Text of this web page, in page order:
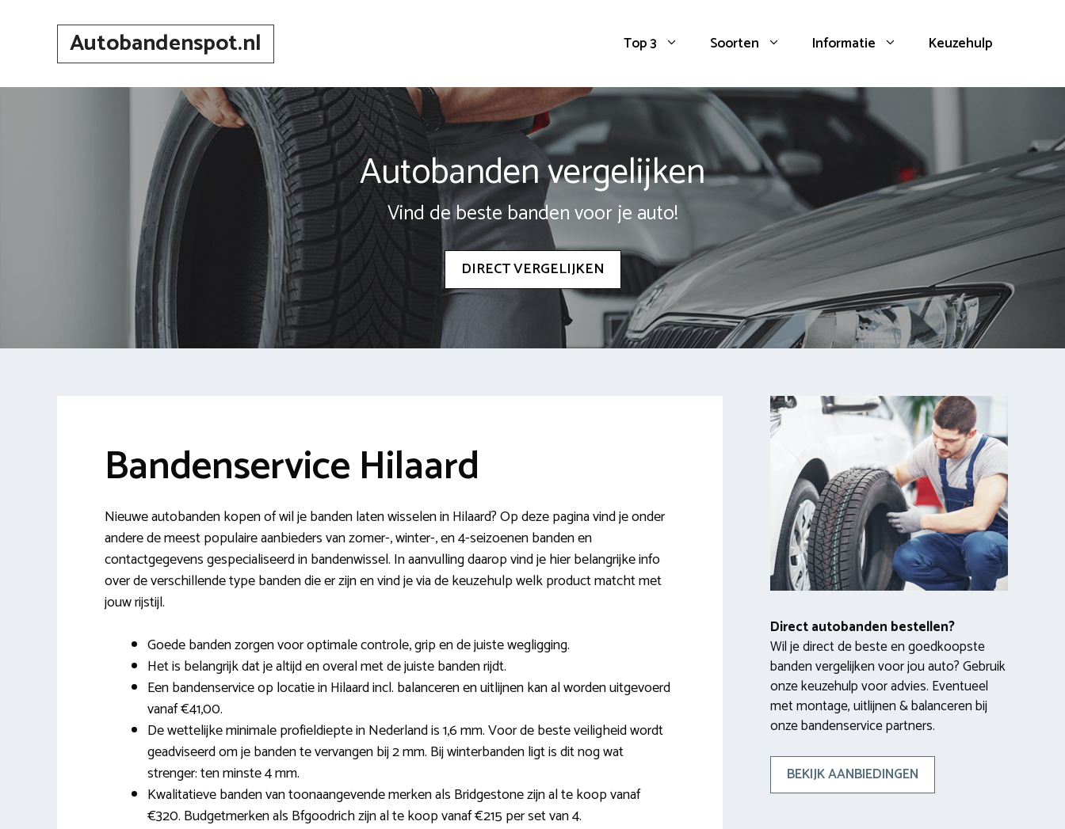
Autobandenspot.nl Top 3 Soorten Informatie Keuzehulp
Autobanden vergelijken
Vind de beste banden voor je auto!
DIRECT VERGELIJKEN
Bandenservice Hilaard
Nieuwe autobanden kopen of wil je banden laten wisselen in Hilaard? Op deze pagina vind je onder
andere de meest populaire aanbieders van zomer-, winter-, en 4-seizoenen banden en
contactgegevens gespecialiseerd in bandenwissel. In aanvulling daarop vind je hier belangrijke info
over de verschillende type banden die er zijn en vind je via de keuzehulp welk product matcht met
jouw rijstijl.
Goede banden zorgen voor optimale controle, grip en de juiste wegligging.
Het is belangrijk dat je altijd en overal met de juiste banden rijdt.
Een bandenservice op locatie in Hilaard incl. balanceren en uitlijnen kan al worden uitgevoerd
vanaf €41,00.
De wettelijke minimale profieldiepte in Nederland is 1,6 mm. Voor de beste veiligheid wordt
geadviseerd om je banden te vervangen bij 2 mm. Bij winterbanden ligt is dit nog wat
strenger: ten minste 4 mm.
Kwalitatieve banden van toonaangevende merken als Bridgestone zijn al te koop vanaf
€320. Budgetmerken als Bfgoodrich zijn al te koop vanaf €215 per set van 4.
Direct autobanden bestellen?
Wil je direct de beste en goedkoopste
banden vergelijken voor jou auto? Gebruik
onze keuzehulp voor advies. Eventueel
met montage, uitlijnen & balanceren bij
onze bandenservice partners.
BEKIJK AANBIEDINGEN